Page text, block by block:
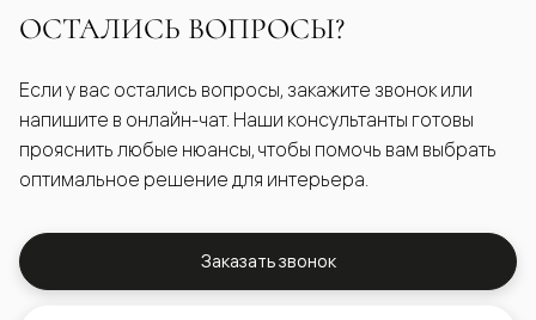
ОСТАЛИСЬ ВОПРОСЫ?
Если у вас остались вопросы, закажите звонок или
напишите в онлайн-чат. Наши консультанты готовы
прояснить любые нюансы, чтобы помочь вам выбрать
оптимальное решение для интерьера.
Заказать звонок